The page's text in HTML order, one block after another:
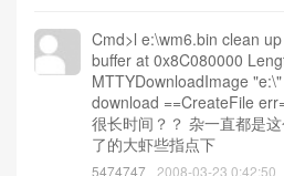
Cmd>l e:\wm6.bin clean
buffer at 0x8C080000
MTTYDownloadImage
download ==CreateFile
很长时间？？ 杂一直都是
了的大虾些指点下
5474747 2008-03-23 0:42:50